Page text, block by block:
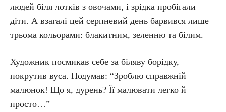
людей біля лотків з овочами, і зрідка пробігали
діти. А взагалі цей серпневий день барвився лише
трьома кольорами: блакитним, зеленню та білим.
Художник посмикав себе за біляву борідку,
покрутив вуса. Подумав: “Зроблю справжній
малюнок! Що я, дурень? Її малювати легко й
просто…”